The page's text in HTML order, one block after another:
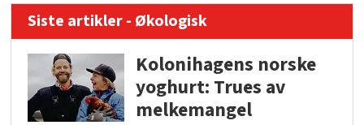
Siste artikler - Økologisk
Kolonihagens norske
yoghurt: Trues av
melkemangel